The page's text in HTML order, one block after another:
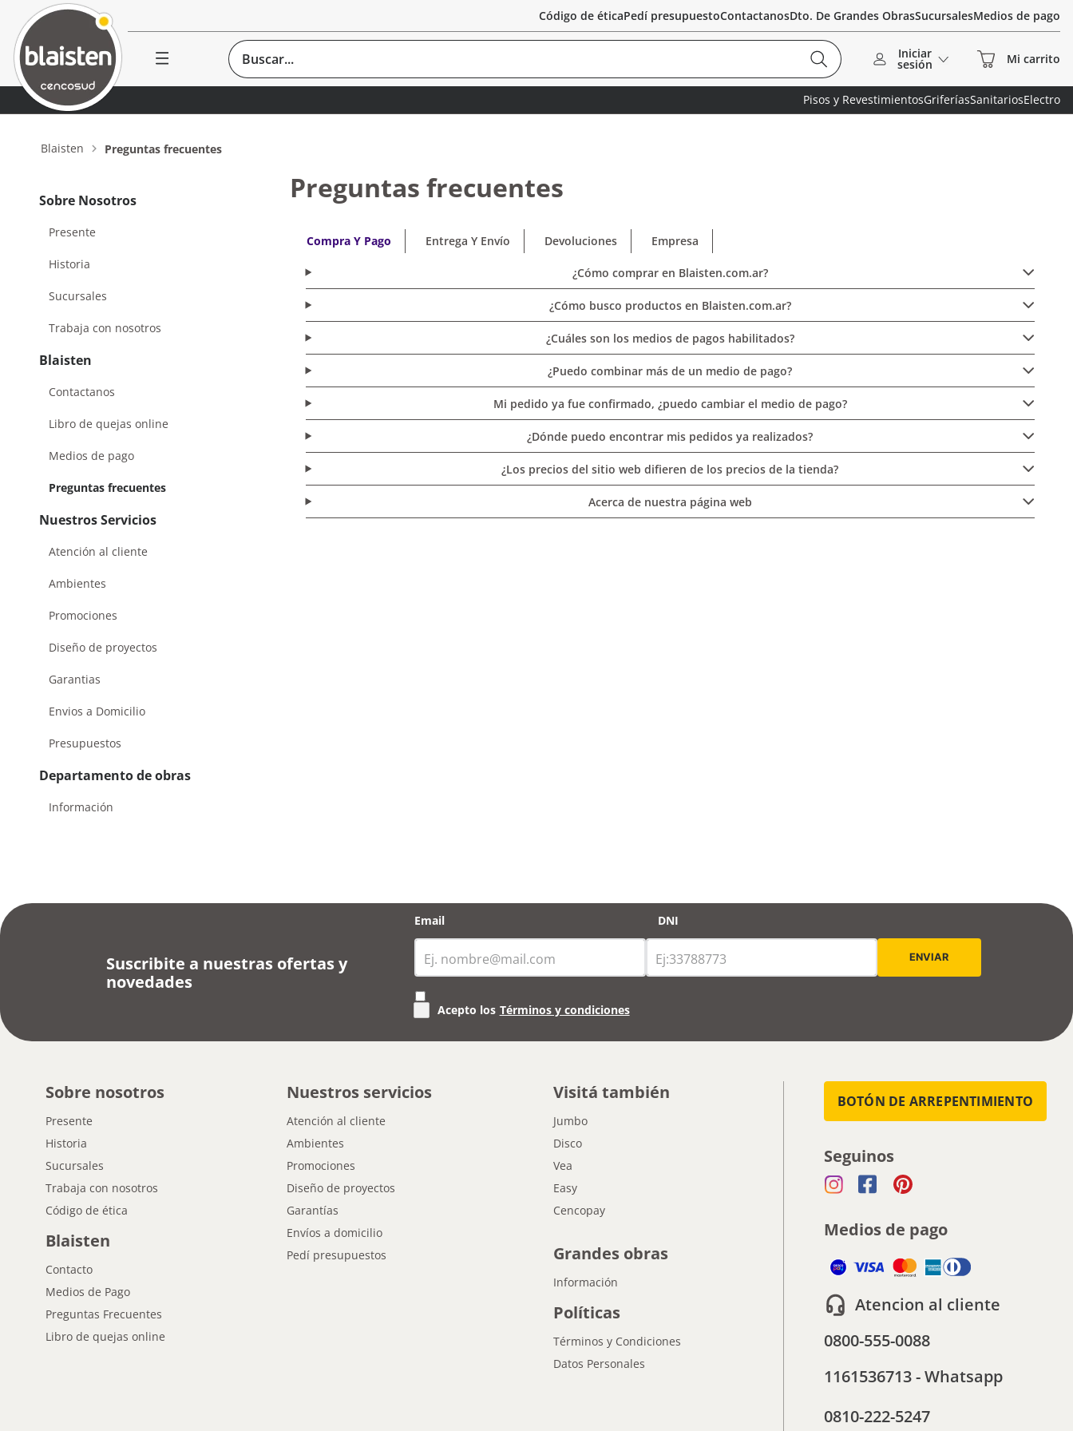
Código de éticaPedí presupuestoContactanosDto. De Grandes ObrasSucursalesMedios de pago
Buscar... Iniciar
sesión
Pisos y RevestimientosGriferíasSanitariosElectro
Blaisten Preguntas frecuentes
Sobre Nosotros
Presente
Historia
Sucursales
Trabaja con nosotros
Blaisten
Contactanos
Libro de quejas online
Medios de pago
Preguntas frecuentes
Nuestros Servicios
Atención al cliente
Ambientes
Promociones
Diseño de proyectos
Garantias
Envios a Domicilio
Presupuestos
Departamento de obras
Información
Preguntas frecuentes
Compra Y Pago Entrega Y Envío Devoluciones Empresa
¿Cómo comprar en Blaisten.com.ar?
¿Cómo busco productos en Blaisten.com.ar?
¿Cuáles son los medios de pagos habilitados?
¿Puedo combinar más de un medio de pago?
Mi pedido ya fue confirmado, ¿puedo cambiar el medio de pago?
¿Dónde puedo encontrar mis pedidos ya realizados?
¿Los precios del sitio web difieren de los precios de la tienda?
Acerca de nuestra página web
Suscribite a nuestras ofertas y
novedades
Email DNI
Acepto los Términos y condiciones
Sobre nosotros
Presente
Historia
Sucursales
Trabaja con nosotros
Código de ética
Blaisten
Contacto
Medios de Pago
Preguntas Frecuentes
Libro de quejas online
Nuestros servicios
Atención al cliente
Ambientes
Promociones
Diseño de proyectos
Garantías
Envíos a domicilio
Pedí presupuestos
Visitá también
Jumbo
Disco
Vea
Easy
Cencopay
Grandes obras
Información
Políticas
Términos y Condiciones
Datos Personales
BOTÓN DE ARREPENTIMIENTO
Seguinos
Medios de pago
Atencion al cliente
0800-555-0088
1161536713 - Whatsapp
0810-222-5247